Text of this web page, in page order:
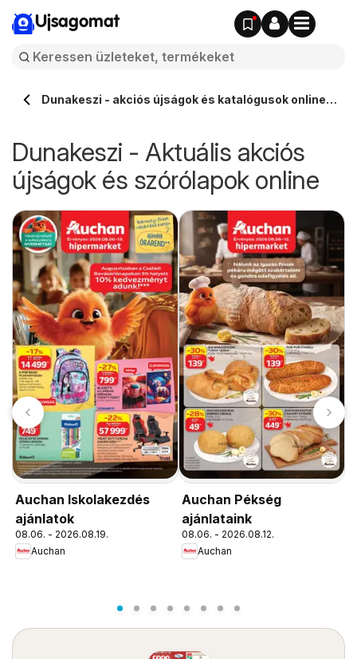
Ujsagomat
Dunakeszi - akciós újságok és katalógusok online
Dunakeszi - Aktuális akciós
újságok és szórólapok online
Auchan Iskolakezdés
ajánlatok
08.06. - 2026.08.19.
Auchan
Auchan Pékség
ajánlataink
08.06. - 2026.08.12.
Auchan